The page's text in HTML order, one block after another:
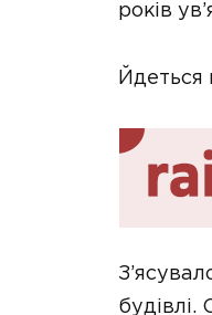
років
Йдеться